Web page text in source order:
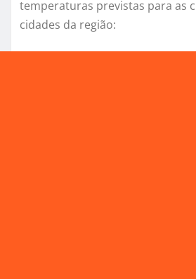
temperaturas previstas para as
cidades da região: